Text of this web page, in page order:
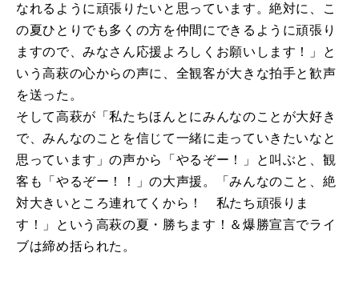
なれるように頑張りたいと思っています。絶対に、こ
の夏ひとりでも多くの方を仲間にできるように頑張り
ますので、みなさん応援よろしくお願いします！」と
いう高萩の心からの声に、全観客が大きな拍手と歓声
を送った。
そして高萩が「私たちほんとにみんなのことが大好き
で、みんなのことを信じて一緒に走っていきたいなと
思っています」の声から「やるぞー！」と叫ぶと、観
客も「やるぞー！！」の大声援。「みんなのこと、絶
対大きいところ連れてくから！ 私たち頑張りま
す！」という高萩の夏・勝ちます！＆爆勝宣言でライ
ブは締め括られた。